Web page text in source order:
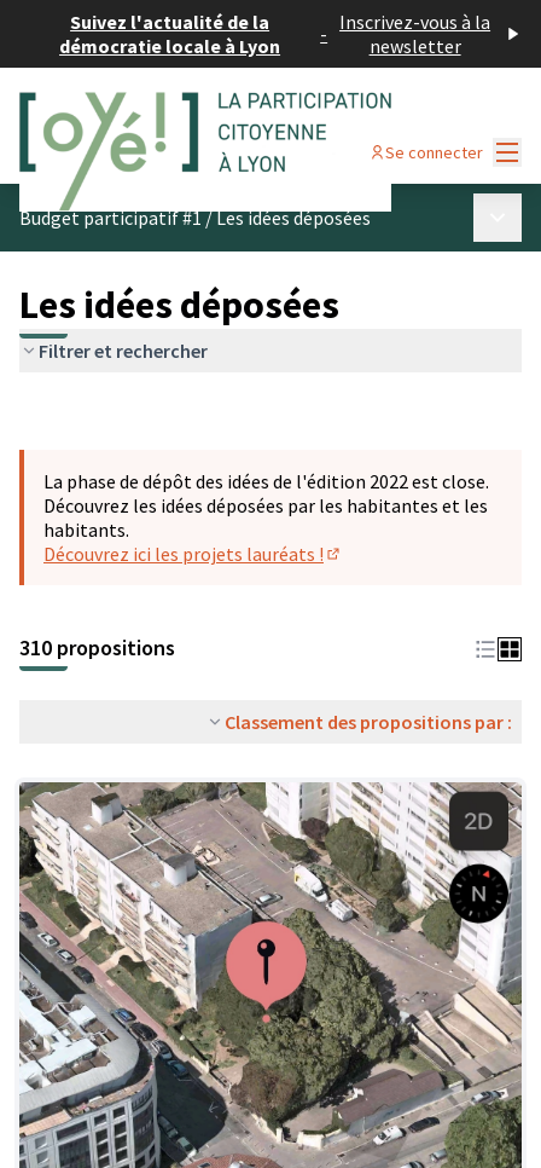
Suivez l'actualité de la
démocratie locale à Lyon
- Inscrivez-vous à la
newsletter
Se connecter
Budget participatif #1/Les idées déposées
Les idées déposées
Filtrer et rechercher
La phase de dépôt des idées de l'édition 2022 est close.
Découvrez les idées déposées par les habitantes et les
habitants.
Découvrez ici les projets lauréats !
310 propositions
Classement des propositions par :